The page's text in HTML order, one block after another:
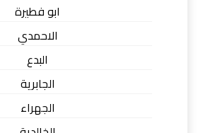
ابو فطيرة
الاحمدي
البدع
الجابرية
الجهراء